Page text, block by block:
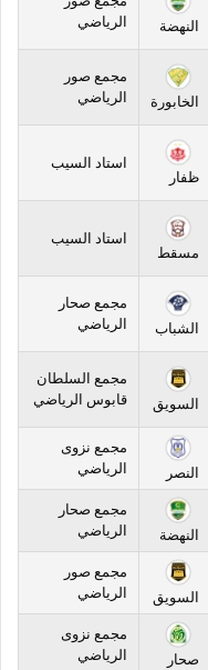
النهضة
الرياضي
الخابورة
مجمع صور
الرياضي
ظفار
استاد السيب
مسقط
استاد السيب
الشباب
مجمع صحار
الرياضي
السويق
مجمع السلطان
قابوس الرياضي
النصر
مجمع نزوى
الرياضي
النهضة
مجمع صحار
الرياضي
السويق
مجمع صور
الرياضي
صحار
مجمع نزوى
الرياضي